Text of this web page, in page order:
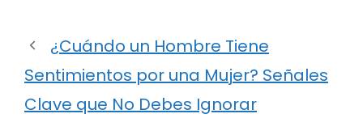
¿Cuándo un Hombre Tiene
Sentimientos por una Mujer? Señales
Clave que No Debes Ignorar